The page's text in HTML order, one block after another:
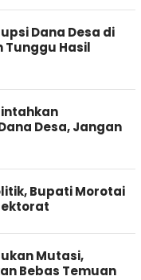
Dana Desa di
Tunggu Hasil
Desa, Jangan
Bupati Morotai
Mutasi,
Bebas Temuan